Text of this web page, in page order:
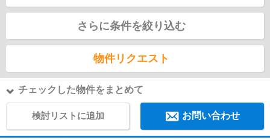
さらに条件を絞り込む
物件リクエスト
チェックした物件をまとめて
検討リストに追加 お問い合わせ